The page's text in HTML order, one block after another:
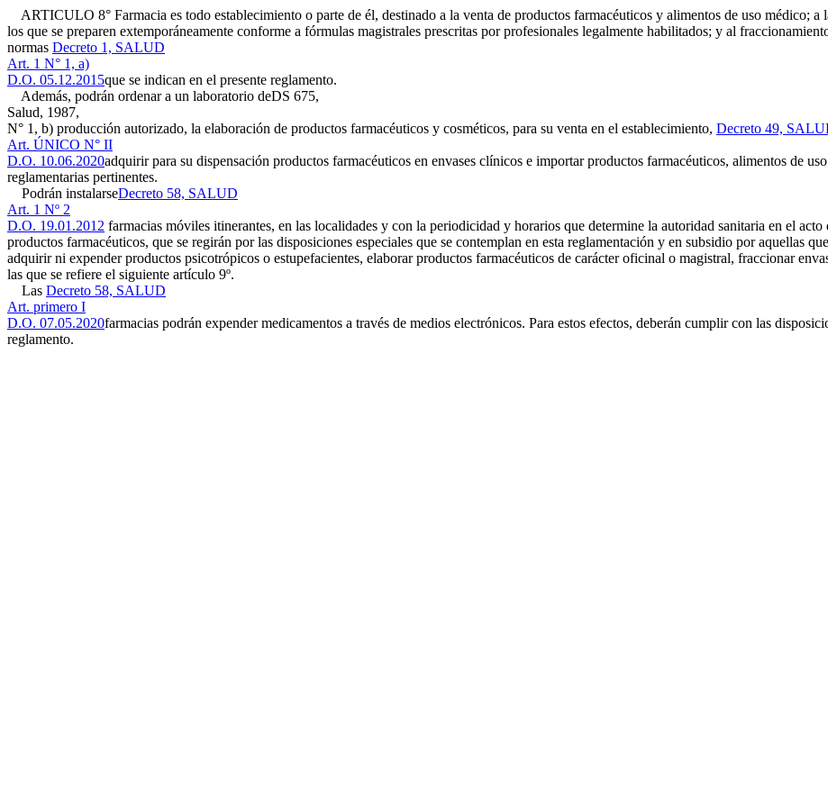
ARTICULO 8° Farmacia es todo establecimiento o parte de él, destinado a la venta de productos farmacéuticos y alimentos de uso médico;
los que se preparen extemporáneamente conforme a fórmulas magistrales prescritas por profesionales legalmente habilitados; y al
normas Decreto 1, SALUD
Art. 1 N° 1, a)
D.O. 05.12.2015que se indican en el presente reglamento.
Además, podrán ordenar a un laboratorio deDS 675,
Salud, 1987,
N° 1, b) producción autorizado, la elaboración de productos farmacéuticos y cosméticos, para su venta en el establecimiento, Decreto 49,
Art. ÚNICO N° II
D.O. 10.06.2020adquirir para su dispensación productos farmacéuticos en envases clínicos e importar productos farmacéuticos, alimentos de
reglamentarias pertinentes.
Podrán instalarseDecreto 58, SALUD
Art. 1 Nº 2
D.O. 19.01.2012 farmacias móviles itinerantes, en las localidades y con la periodicidad y horarios que determine la autoridad sanitaria en el
productos farmacéuticos, que se regirán por las disposiciones especiales que se contemplan en esta reglamentación y en subsidio por aquellas
adquirir ni expender productos psicotrópicos o estupefacientes, elaborar productos farmacéuticos de carácter oficinal o magistral, fraccionar
las que se refiere el siguiente artículo 9º.
Las Decreto 58, SALUD
Art. primero I
D.O. 07.05.2020farmacias podrán expender medicamentos a través de medios electrónicos. Para estos efectos, deberán cumplir con las
reglamento.